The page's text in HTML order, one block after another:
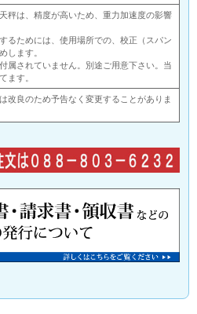
秤は、精度が高いため、重力加速度の影響
るためには、使用場所での、校正（スパン
します。
属されていません。別途ご用意下さい。当
ます。
改良のため予告なく変更することがありま